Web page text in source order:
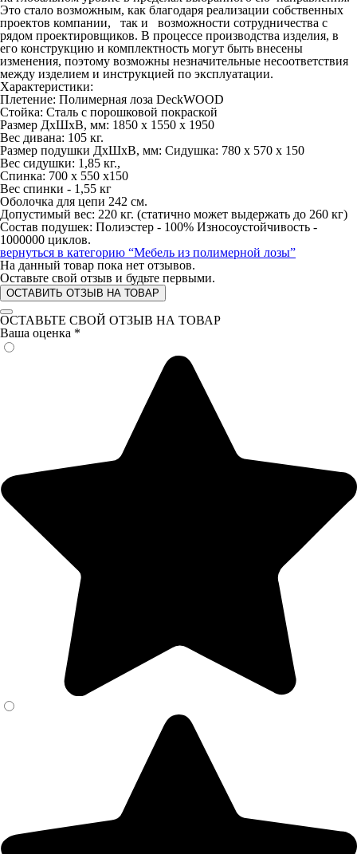
Это стало возможным, как благодаря реализации собственных
проектов компании, так и возможности сотрудничества с
рядом проектировщиков. В процессе производства изделия, в
его конструкцию и комплектность могут быть внесены
изменения, поэтому возможны незначительные несоответствия
между изделием и инструкцией по эксплуатации.
Характеристики:
Плетение: Полимерная лоза DeckWOOD
Стойка: Сталь с порошковой покраской
Размер ДхШхВ, мм: 1850 х 1550 х 1950
Вес дивана: 105 кг.
Размер подушки ДхШхВ, мм: Сидушка: 780 х 570 х 150
Вес сидушки: 1,85 кг.,
Спинка: 700 х 550 х150
Вес спинки - 1,55 кг
Оболочка для цепи 242 см.
Допустимый вес: 220 кг. (статично может выдержать до 260 кг)
Состав подушек: Полиэстер - 100% Износоустойчивость -
1000000 циклов.
вернуться в категорию “Мебель из полимерной лозы”
На данный товар пока нет отзывов.
Оставьте свой отзыв и будьте первыми.
ОСТАВИТЬ ОТЗЫВ НА ТОВАР
ОСТАВЬТЕ СВОЙ ОТЗЫВ НА ТОВАР
Ваша оценка *